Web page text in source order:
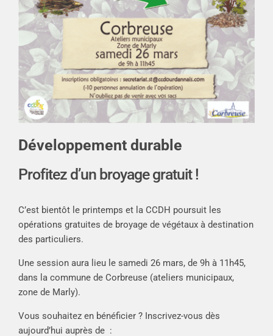
Développement durable
Profitez d’un broyage gratuit !
C’est bientôt le printemps et la CCDH poursuit les
opérations gratuites de broyage de végétaux à destination
des particuliers.
Une session aura lieu le samedi 26 mars, de 9h à 11h45,
dans la commune de Corbreuse (ateliers municipaux,
zone de Marly).
Vous souhaitez en bénéficier ? Inscrivez-vous dès
aujourd’hui auprès de :